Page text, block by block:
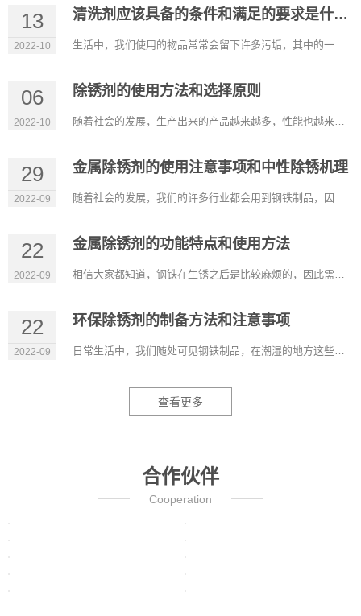
13
2022-10
清洗剂应该具备的条件和满足的要求是什么？
生活中，我们使用的物品常常会留下许多污垢，其中的一些污垢靠简单的清洗是洗不掉的。因此需要使用专门的清洗剂才...
06
2022-10
除锈剂的使用方法和选择原则
随着社会的发展，生产出来的产品越来越多，性能也越来越好，可以满足我们的不同需求。在很多行业除锈剂也是比较常...
29
2022-09
金属除锈剂的使用注意事项和中性除锈机理
随着社会的发展，我们的许多行业都会用到钢铁制品，因此除锈剂也广泛应用这些行业，它比较适用于机械设备、五金工...
22
2022-09
金属除锈剂的功能特点和使用方法
相信大家都知道，钢铁在生锈之后是比较麻烦的，因此需要有除锈的产品，金属除锈剂是可以在裸露的金属表面形成持久...
22
2022-09
环保除锈剂的制备方法和注意事项
日常生活中，我们随处可见钢铁制品，在潮湿的地方这些材料容易生锈，除锈剂的出现能除去它表面的锈，而环保除锈剂...
查看更多
合作伙伴
Cooperation